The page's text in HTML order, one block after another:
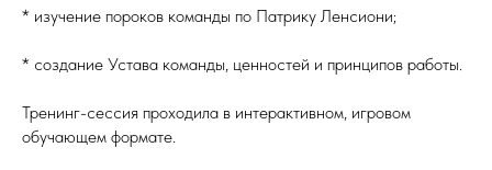
* изучение пороков команды по Патрику Ленсиони;
* создание Устава команды, ценностей и принципов работы.
Тренинг-сессия проходила в интерактивном, игровом
обучающем формате.